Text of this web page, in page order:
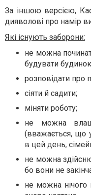
За іншою версією,
дияволові про намір
Які існують заборони:
не можна
будувати
розповідати про
сіяти й садити;
міняти роботу;
не можна
(вважається, що
в цей день,
не можна
бо вони не
не можна нічого